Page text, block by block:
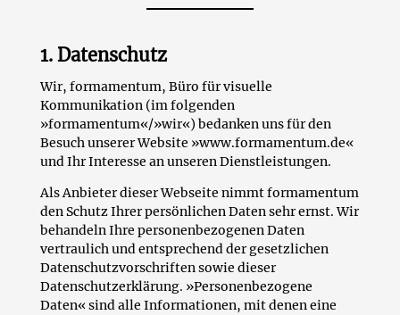
1. Datenschutz
Wir, formamentum, Büro für visuelle
Kommunikation (im folgenden
»formamentum«/»wir«) bedanken uns für den
Besuch unserer Website »www.formamentum.de«
und Ihr Interesse an unseren Dienstleistungen.
Als Anbieter dieser Webseite nimmt formamentum
den Schutz Ihrer persönlichen Daten sehr ernst. Wir
behandeln Ihre personenbezogenen Daten
vertraulich und entsprechend der gesetzlichen
Datenschutzvorschriften sowie dieser
Datenschutzerklärung. »Personenbezogene
Daten« sind alle Informationen, mit denen eine